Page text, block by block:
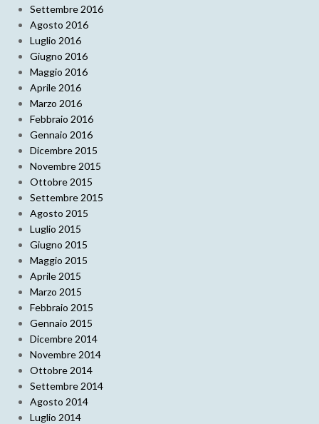
Settembre 2016
Agosto 2016
Luglio 2016
Giugno 2016
Maggio 2016
Aprile 2016
Marzo 2016
Febbraio 2016
Gennaio 2016
Dicembre 2015
Novembre 2015
Ottobre 2015
Settembre 2015
Agosto 2015
Luglio 2015
Giugno 2015
Maggio 2015
Aprile 2015
Marzo 2015
Febbraio 2015
Gennaio 2015
Dicembre 2014
Novembre 2014
Ottobre 2014
Settembre 2014
Agosto 2014
Luglio 2014